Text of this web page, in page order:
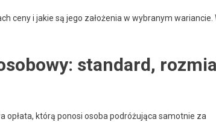
ceny i jakie są jego założenia w wybranym wariancie.
standard,
opłata, którą ponosi osoba podróżująca samotnie za